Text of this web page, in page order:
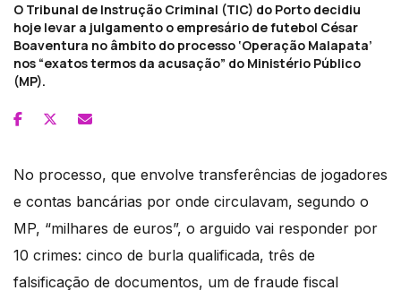
O Tribunal de Instrução Criminal (TIC) do Porto decidiu
hoje levar a julgamento o empresário de futebol César
Boaventura no âmbito do processo ‘Operação Malapata’
nos “exatos termos da acusação” do Ministério Público
(MP).
No processo, que envolve transferências de jogadores
e contas bancárias por onde circulavam, segundo o
MP, “milhares de euros”, o arguido vai responder por
10 crimes: cinco de burla qualificada, três de
falsificação de documentos, um de fraude fiscal